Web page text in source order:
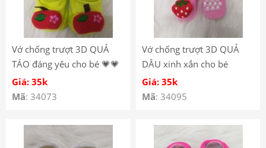
Vớ chống trượt 3D QUẢ
TÁO đáng yêu cho bé 💗💗
Giá: 35k
Mã: 34073
Vớ chống trượt 3D QUẢ
DÂU xinh xắn cho bé
Giá: 35k
Mã: 34095